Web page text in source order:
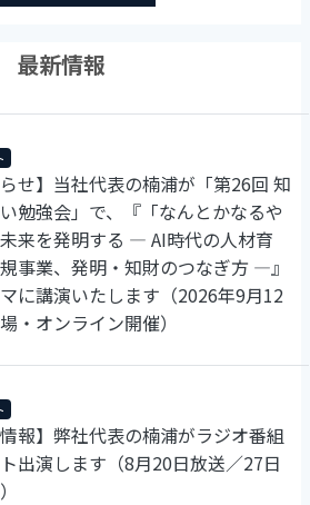
最新情報
らせ】当社代表の楠浦が「第26回 知
勉強会」で、『「なんとかなるや
来を発明する ― AI時代の人材育
事業、発明・知財のつなぎ方 ―』
に講演いたします（2026年9月12
・オンライン開催）
情報】弊社代表の楠浦がラジオ番組
出演します（8月20日放送／27日